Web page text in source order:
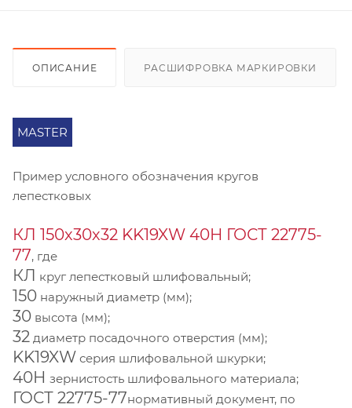
ОПИСАНИЕ РАСШИФРОВКА МАРКИРОВКИ
MASTER
Пример условного обозначения кругов
лепестковых
КЛ 150х30х32 KK19XW 40Н ГОСТ 22775-
77, где
КЛ круг лепестковый шлифовальный;
150 наружный диаметр (мм);
30 высота (мм);
32 диаметр посадочного отверстия (мм);
KK19XW серия шлифовальной шкурки;
40Н зернистость шлифовального материала;
ГОСТ 22775-77нормативный документ, по